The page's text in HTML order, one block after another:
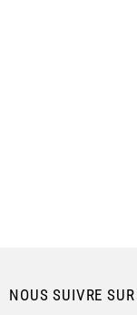
NOUS SUIVRE